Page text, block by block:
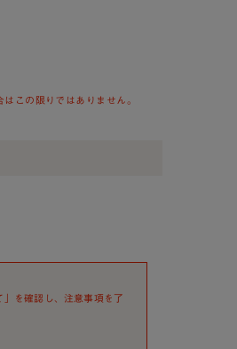
この限りではありません。
を確認し、注意事項を了